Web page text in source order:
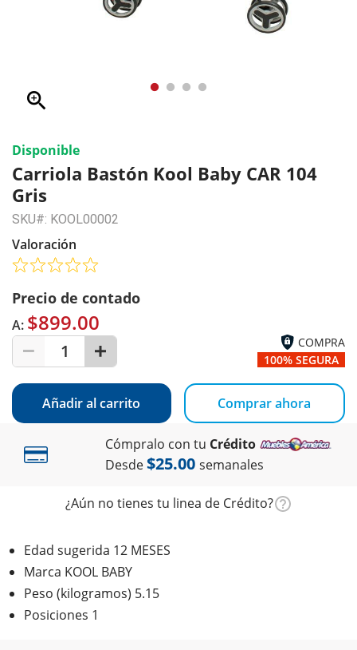
zoom_in
Disponible
Carriola Bastón Kool Baby CAR 104
Gris
SKU#: KOOL00002
Valoración
Precio de contado
A: $899.00
1
COMPRA
100% SEGURA
Añadir al carrito Comprar ahora
Cómpralo con tu Crédito
Desde$25.00 semanales
¿Aún no tienes tu linea de Crédito?
Edad sugerida 12 MESES
Marca KOOL BABY
Peso (kilogramos) 5.15
Posiciones 1